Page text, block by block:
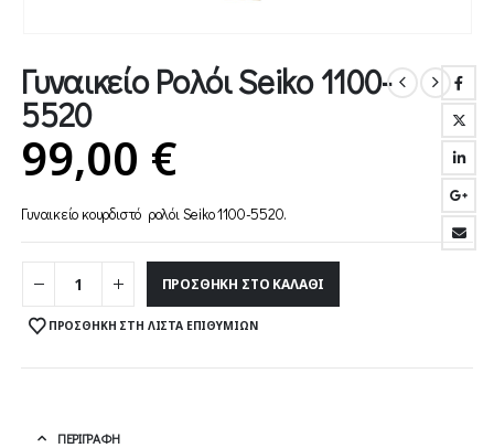
Γυναικείο Ρολόι Seiko 1100-
5520
99,00 €
Γυναικείο κουρδιστό ρολόι Seiko 1100-5520.
ΠΡΟΣΘΉΚΗ ΣΤΟ ΚΑΛΆΘΙ
ΠΡΟΣΘΉΚΗ ΣΤΗ ΛΊΣΤΑ ΕΠΙΘΥΜΙΏΝ
ΠΕΡΙΓΡΑΦΉ